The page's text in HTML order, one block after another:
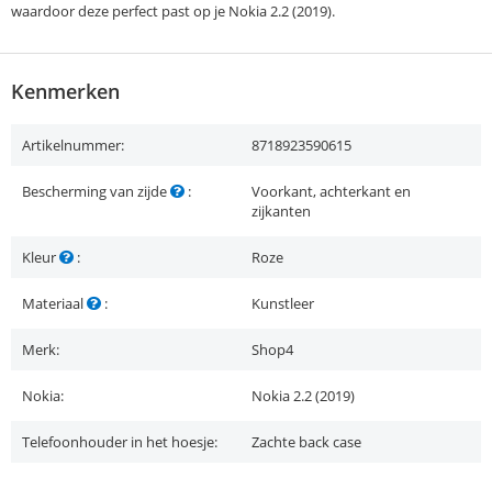
waardoor deze perfect past op je Nokia 2.2 (2019).
Kenmerken
Artikelnummer: 8718923590615
Bescherming van zijde :
Voorkant, achterkant en
zijkanten
Kleur : Roze
Materiaal : Kunstleer
Merk: Shop4
Nokia: Nokia 2.2 (2019)
Telefoonhouder in het hoesje: Zachte back case